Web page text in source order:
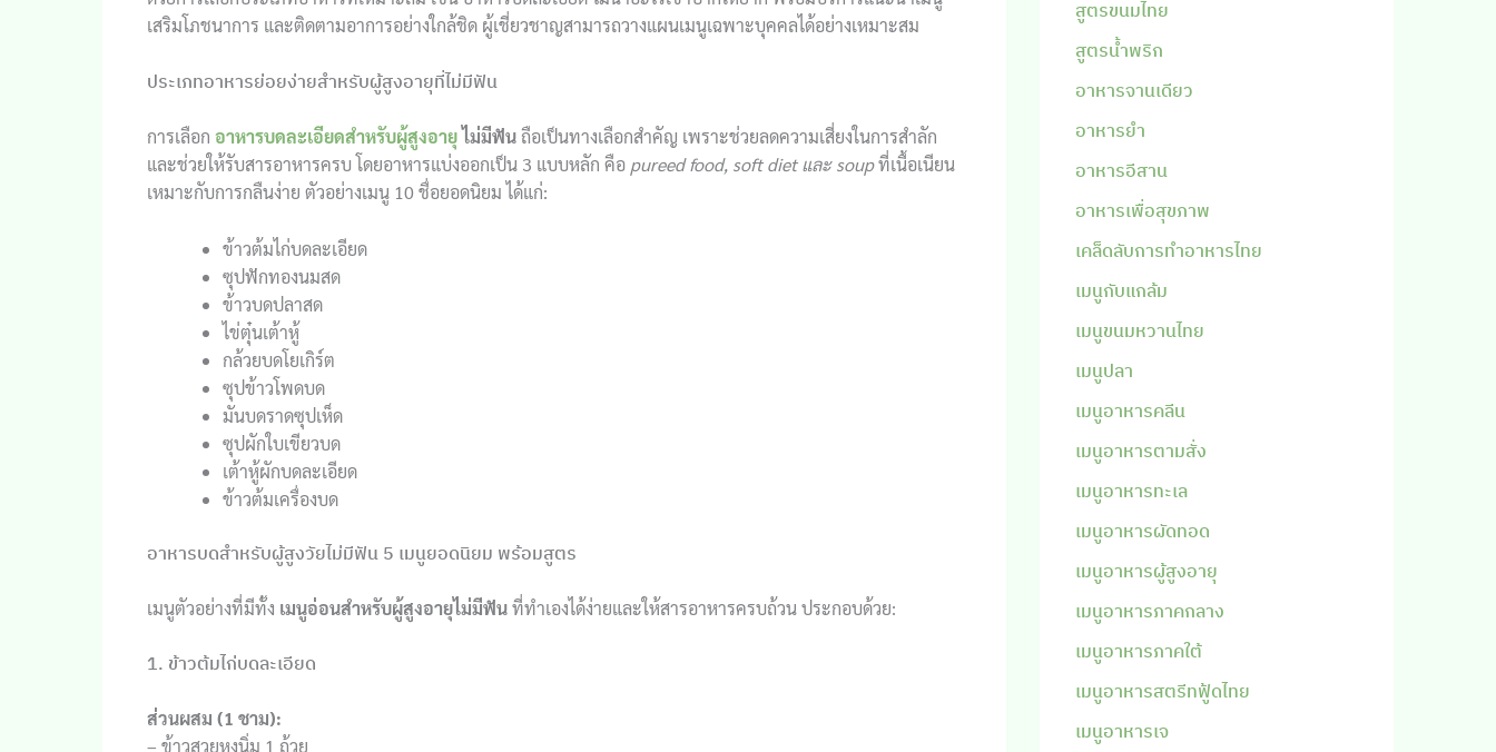
เสริมโภชนาการ และติดตามอาการอย่างใกล้ชิด ผู้เชี่ยวชาญสามารถวางแผนเมนูเฉพาะบุคคลได้อย่างเหมาะสม
ประเภทอาหารย่อยง่ายสำหรับผู้สูงอายุที่ไม่มีฟัน
การเลือก อาหารบดละเอียดสำหรับผู้สูงอายุไม่มีฟันถือเป็นทางเลือกสำคัญ เพราะช่วยลดความเสี่ยงในการสำลัก
และช่วยให้รับสารอาหารครบ โดยอาหารแบ่งออกเป็น 3 แบบหลัก คือ pureed food, soft diet และ soupที่เนื้อเนียน
เหมาะกับการกลืนง่าย ตัวอย่างเมนู 10 ชื่อยอดนิยม ได้แก่:
ข้าวต้มไก่บดละเอียด
ซุปฟักทองนมสด
ข้าวบดปลาสด
ไข่ตุ๋นเต้าหู้
กล้วยบดโยเกิร์ต
ซุปข้าวโพดบด
มันบดราดซุปเห็ด
ซุปผักใบเขียวบด
เต้าหู้ผักบดละเอียด
ข้าวต้มเครื่องบด
อาหารบดสำหรับผู้สูงวัยไม่มีฟัน 5 เมนูยอดนิยม พร้อมสูตร
เมนูตัวอย่างที่มีทั้ง เมนูอ่อนสำหรับผู้สูงอายุไม่มีฟันที่ทำเองได้ง่ายและให้สารอาหารครบถ้วน ประกอบด้วย:
1. ข้าวต้มไก่บดละเอียด
ส่วนผสม (1 ชาม):
– ข้าวสวยหุงนิ่ม 1 ถ้วย
สูตรขนมไทย
สูตรน้ำพริก
อาหารจานเดียว
อาหารยำ
อาหารอีสาน
อาหารเพื่อสุขภาพ
เคล็ดลับการทำอาหารไทย
เมนูกับแกล้ม
เมนูขนมหวานไทย
เมนูปลา
เมนูอาหารคลีน
เมนูอาหารตามสั่ง
เมนูอาหารทะเล
เมนูอาหารผัดทอด
เมนูอาหารผู้สูงอายุ
เมนูอาหารภาคกลาง
เมนูอาหารภาคใต้
เมนูอาหารสตรีทฟู้ดไทย
เมนูอาหารเจ